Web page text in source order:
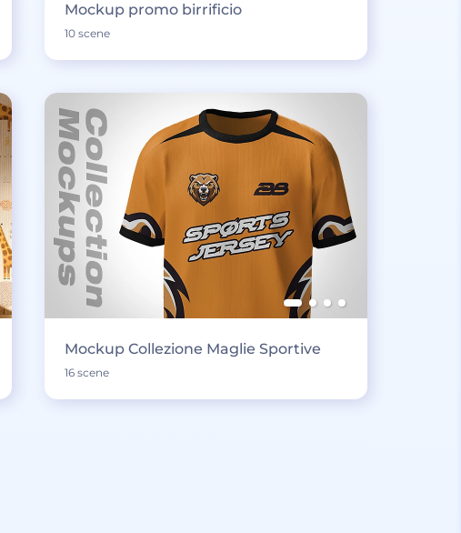
Mockup promo birrificio
10 scene
Mockup Collezione Maglie Sportive
16 scene